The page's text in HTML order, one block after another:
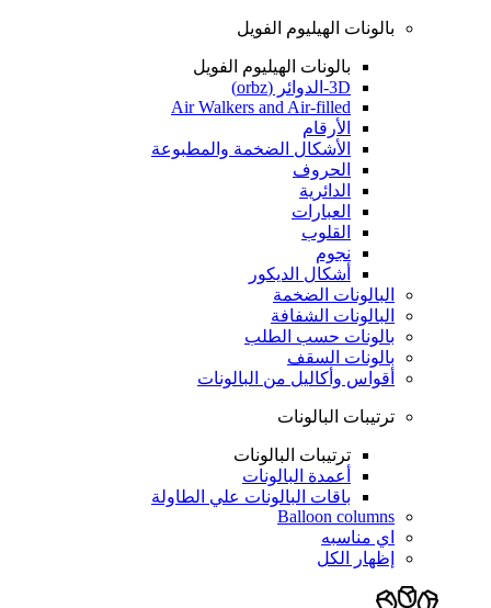
بالونات الهيليوم الفويل
بالونات الهيليوم الفويل
3D-الدوائر (orbz)
Air Walkers and Air-filled
الأرقام
الأشكال الضخمة والمطبوعة
الحروف
الدائرية
العبارات
القلوب
نجوم
أشكال الديكور
البالونات الضخمة
البالونات الشفافة
بالونات حسب الطلب
بالونات السقف
أقواس وأكاليل من البالونات
ترتيبات البالونات
ترتيبات البالونات
أعمدة البالونات
باقات البالونات علي الطاولة
Balloon columns
اي مناسبه
إظهار الكل